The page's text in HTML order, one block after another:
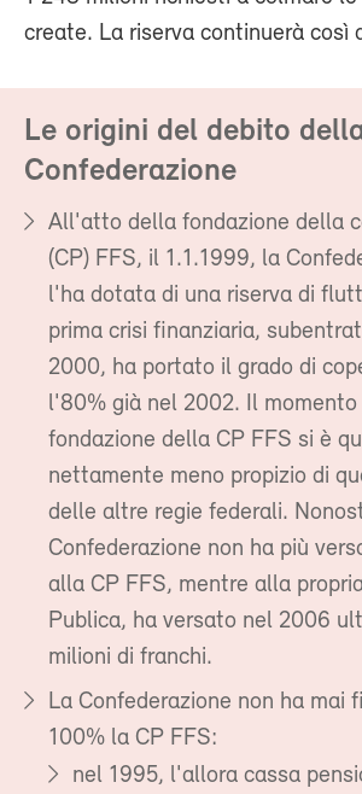
create. La riserva continuerà così
Le origini del debito
Confederazione
All'atto della fondazione della
(CP) FFS, il 1.1.1999, la
l'ha dotata di una riserva di
prima crisi finanziaria,
2000, ha portato il grado di
l'80% già nel 2002. Il
fondazione della CP FFS si è
nettamente meno propizio di
delle altre regie federali.
Confederazione non ha più
alla CP FFS, mentre alla
Publica, ha versato nel 2006
milioni di franchi.
La Confederazione non ha mai
100% la CP FFS:
nel 1995, l'allora cassa